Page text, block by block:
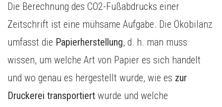
Die Berechnung des CO2-Fußabdrucks einer
Zeitschrift ist eine mühsame Aufgabe. Die Ökobilanz
umfasst die Papierherstellung, d. h. man muss
wissen, um welche Art von Papier es sich handelt
und wo genau es hergestellt wurde, wie es zur
Druckerei transportiert wurde und welche